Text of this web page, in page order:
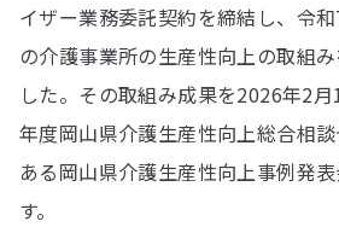
イザー業務委託契約を締結し、令
の介護事業所の生産性向上の取組
した。その取組み成果を2026年2
年度岡山県介護生産性向上総合相
ある岡山県介護生産性向上事例発
す。